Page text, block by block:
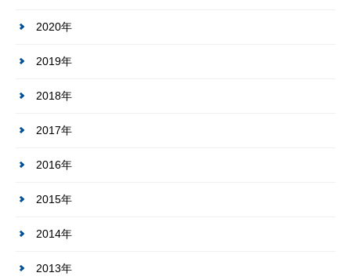
2020年
2019年
2018年
2017年
2016年
2015年
2014年
2013年